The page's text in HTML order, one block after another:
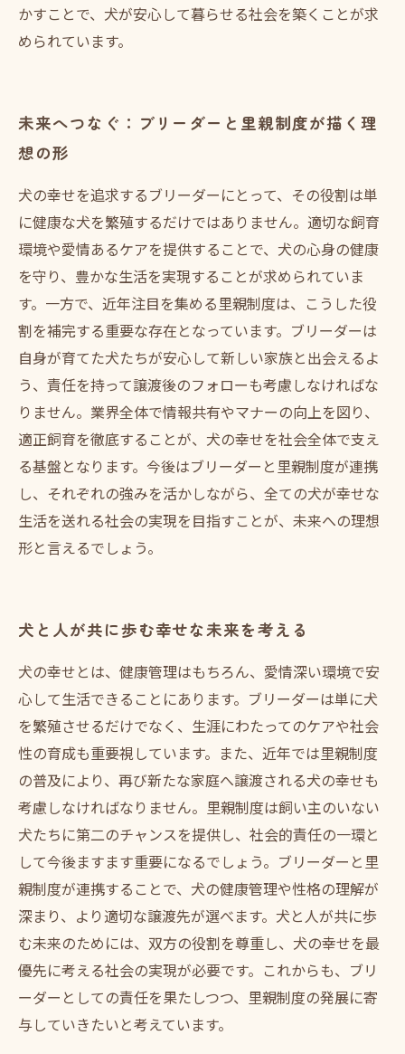
かすことで、犬が安心して暮らせる社会を築くことが求
められています。
未来へつなぐ：ブリーダーと里親制度が描く理
想の形
犬の幸せを追求するブリーダーにとって、その役割は単
に健康な犬を繁殖するだけではありません。適切な飼育
環境や愛情あるケアを提供することで、犬の心身の健康
を守り、豊かな生活を実現することが求められていま
す。一方で、近年注目を集める里親制度は、こうした役
割を補完する重要な存在となっています。ブリーダーは
自身が育てた犬たちが安心して新しい家族と出会えるよ
う、責任を持って譲渡後のフォローも考慮しなければな
りません。業界全体で情報共有やマナーの向上を図り、
適正飼育を徹底することが、犬の幸せを社会全体で支え
る基盤となります。今後はブリーダーと里親制度が連携
し、それぞれの強みを活かしながら、全ての犬が幸せな
生活を送れる社会の実現を目指すことが、未来への理想
形と言えるでしょう。
犬と人が共に歩む幸せな未来を考える
犬の幸せとは、健康管理はもちろん、愛情深い環境で安
心して生活できることにあります。ブリーダーは単に犬
を繁殖させるだけでなく、生涯にわたってのケアや社会
性の育成も重要視しています。また、近年では里親制度
の普及により、再び新たな家庭へ譲渡される犬の幸せも
考慮しなければなりません。里親制度は飼い主のいない
犬たちに第二のチャンスを提供し、社会的責任の一環と
して今後ますます重要になるでしょう。ブリーダーと里
親制度が連携することで、犬の健康管理や性格の理解が
深まり、より適切な譲渡先が選べます。犬と人が共に歩
む未来のためには、双方の役割を尊重し、犬の幸せを最
優先に考える社会の実現が必要です。これからも、ブリ
ーダーとしての責任を果たしつつ、里親制度の発展に寄
与していきたいと考えています。